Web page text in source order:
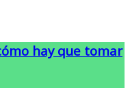
hay que tomar